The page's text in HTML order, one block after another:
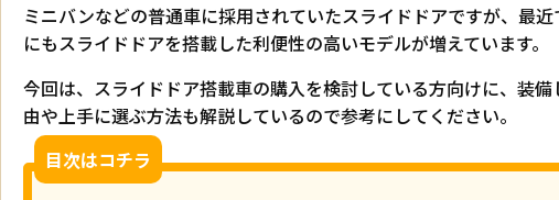
ミニバンなどの普通車に採用されていたスライドドアですが、最
にもスライドドアを搭載した利便性の高いモデルが増えています。
今回は、スライドドア搭載車の購入を検討している方向けに、装
由や上手に選ぶ方法も解説しているので参考にしてください。
目次はコチラ